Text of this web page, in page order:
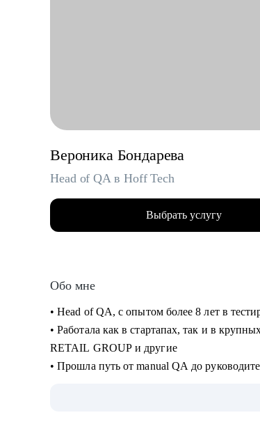
Вероника Бондарева
Head of QA в Hoff Tech
Выбрать услугу
Обо мне
• Head of QA, c опытом более 8 лет в
• Работала как в стартапах, так и в
RETAIL GROUP и другие
• Прошла путь от manual QA до